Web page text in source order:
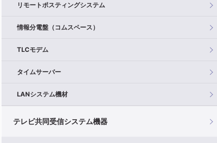
リモートポスティングシステム
情報分電盤（コムスペース）
TLCモデム
タイムサーバー
LANシステム機材
テレビ共同受信システム機器